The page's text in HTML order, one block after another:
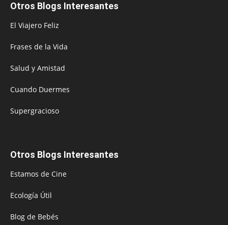
Otros Blogs Interesantes
El Viajero Feliz
Frases de la Vida
Salud y Amistad
Cuando Duermes
Supergracioso
Otros Blogs Interesantes
Estamos de Cine
Ecología Útil
Blog de Bebés